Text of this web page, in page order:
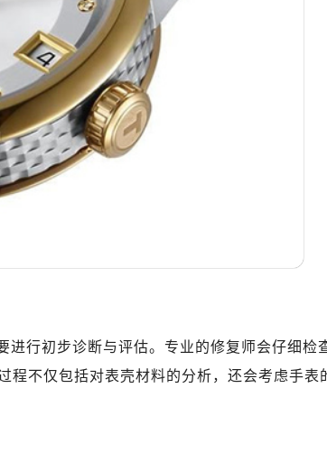
进行初步诊断与评估。专业的修复师会仔细检
程不仅包括对表壳材料的分析，还会考虑手表